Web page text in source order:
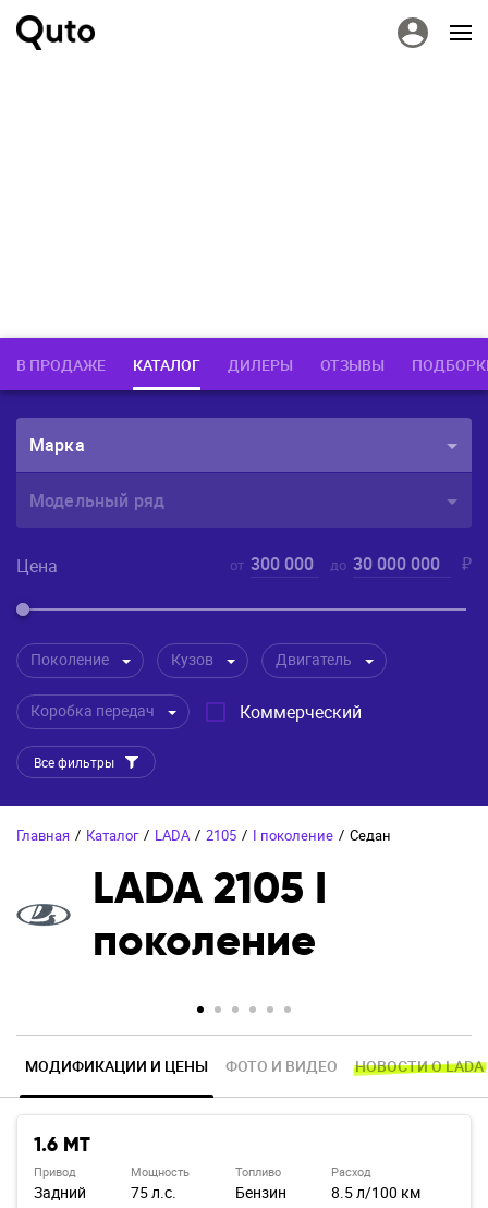
В ПРОДАЖЕ КАТАЛОГ ДИЛЕРЫ ОТЗЫВЫ
Марка
Модельный ряд
Цена от 300 000 до 30 000 000 ₽
Поколение Кузов Двигатель
Коробка передач Коммерческий
Все фильтры
Главная / Каталог / LADA / 2105 / I поколение / Седан
LADA 2105 I
поколение
МОДИФИКАЦИИ И ЦЕНЫ ФОТО И ВИДЕО НОВОСТИ О LADA
1.6 MT
Привод
Задний
Мощность
75 л.с.
Топливо
Бензин
Расход
8.5 л/100 км